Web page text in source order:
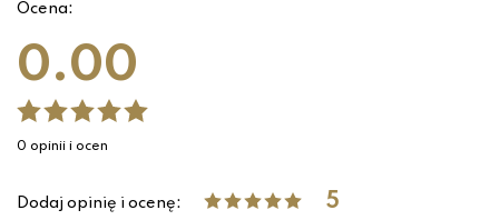
Ocena:
0.00
0 opinii i ocen
Dodaj opinię i ocenę: 5